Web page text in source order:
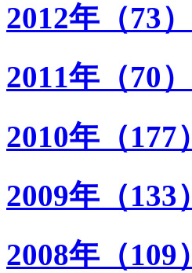
2012年（73）
2011年（70）
2010年（177）
2009年（133）
2008年（109）